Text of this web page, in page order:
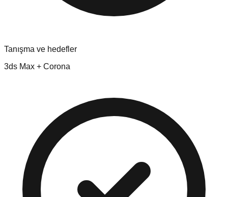
Tanışma ve hedefler
3ds Max + Corona